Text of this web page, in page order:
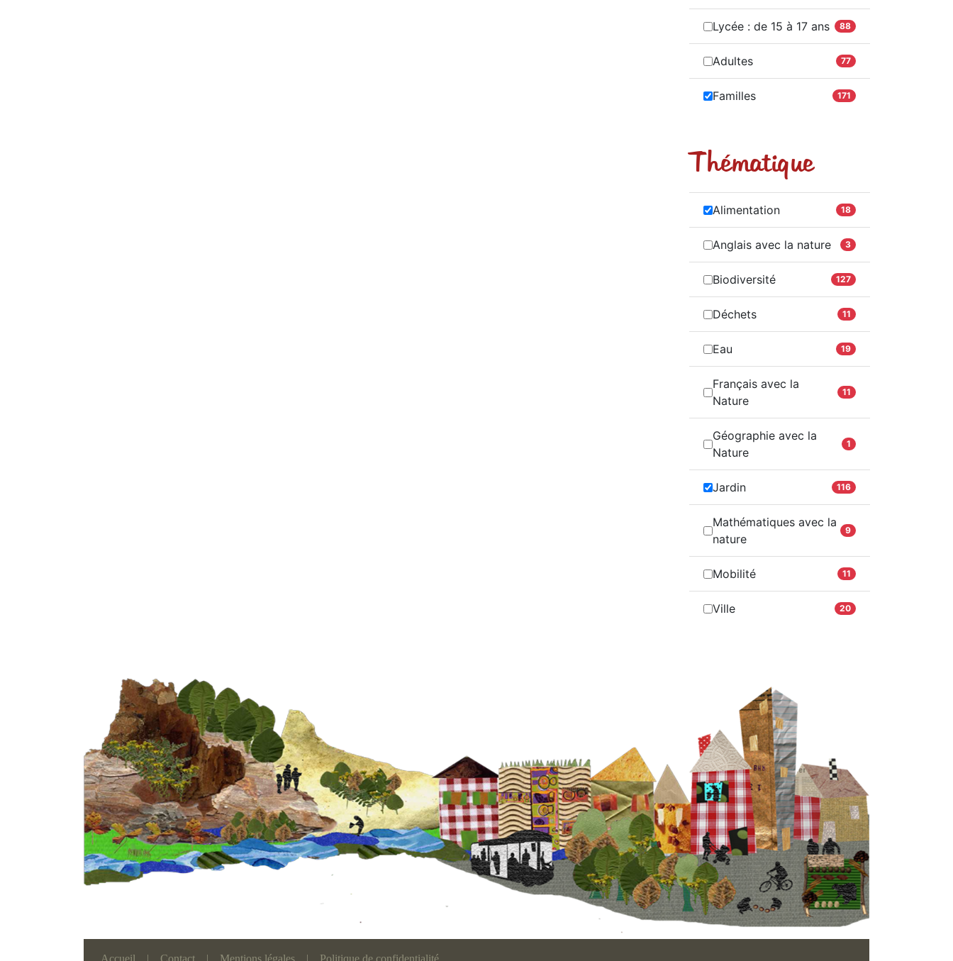
Lycée : de 15 à 17 ans 88
Adultes 77
Familles 171
Thématique
Alimentation 18
Anglais avec la nature 3
Biodiversité 127
Déchets 11
Eau 19
Français avec la
Nature
11
Géographie avec la
Nature
1
Jardin 116
Mathématiques avec la
nature
9
Mobilité 11
Ville 20